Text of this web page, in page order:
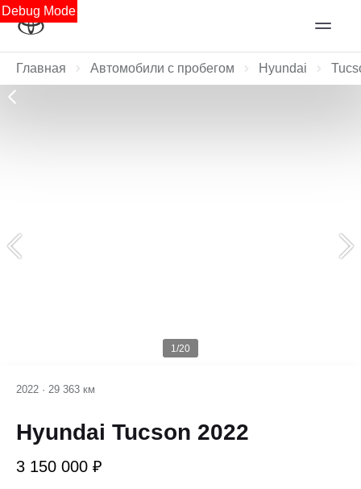
Debug Mode
Главная Автомобили с пробегом Hyundai
1/20
2022 · 29 363 км
Hyundai Tucson 2022
3 150 000 ₽